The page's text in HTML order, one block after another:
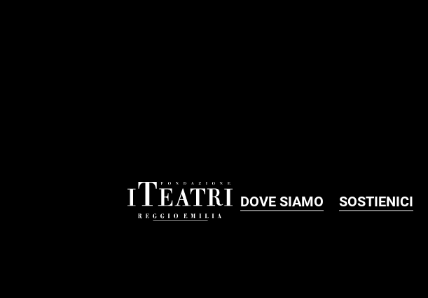
DOVE SIAMO SOSTIENICI